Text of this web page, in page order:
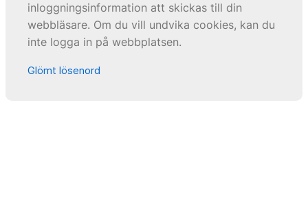
inloggningsinformation att skickas till din
webbläsare. Om du vill undvika cookies, kan du
inte logga in på webbplatsen.
Glömt lösenord